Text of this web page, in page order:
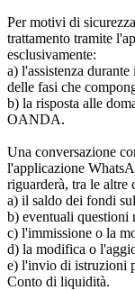
Per motivi di
trattamento tramite
esclusivamente:
a) l'assistenza
delle fasi che
b) la risposta alle
OANDA.
Una conversazione
l'applicazione
riguarderà, tra le altre
a) il saldo dei fondi
b) eventuali questioni
c) l'immissione o la
d) la modifica o
e) l'invio di istruzioni
Conto di liquidità.